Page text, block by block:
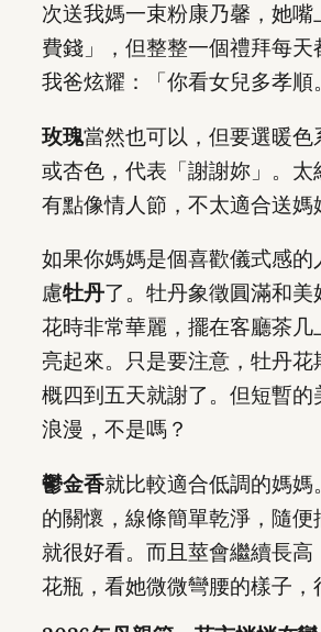
次送我媽一束粉康乃馨，她嘴
費錢」，但整整一個禮拜每天
我爸炫耀：「你看女兒多孝順
玫瑰當然也可以，但要選暖色
或杏色，代表「謝謝妳」。太
有點像情人節，不太適合送媽
如果你媽媽是個喜歡儀式感的
慮牡丹了。牡丹象徵圓滿和美
花時非常華麗，擺在客廳茶几
亮起來。只是要注意，牡丹花
概四到五天就謝了。但短暫的
浪漫，不是嗎？
鬱金香就比較適合低調的媽媽
的關懷，線條簡單乾淨，隨便
就很好看。而且莖會繼續長高
花瓶，看她微微彎腰的樣子，